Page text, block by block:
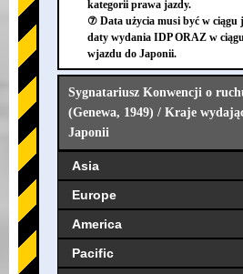
kategorii prawa jazdy.
⑦ Data użycia musi być w ciągu
daty wydania IDP ORAZ w
wjazdu do Japonii.
Sygnatariusz Konwencji o
(Genewa, 1949) / Kraje
Japonii
Asia
Europe
America
Pacific